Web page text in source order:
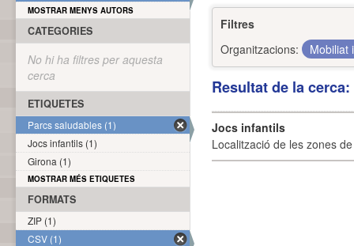
Filtres
Organitzacions:
Mobiliat
Resultat de la
Jocs infantils
Localització de les zones
MOSTRAR MENYS AUTORS
CATEGORIES
No hi ha filtres per aquesta
cerca
ETIQUETES
Parcs saludables (1)
Jocs infantils (1)
Girona (1)
MOSTRAR MÉS ETIQUETES
FORMATS
ZIP (1)
CSV (1)